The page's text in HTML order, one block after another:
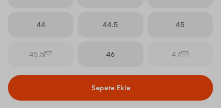
44 44.5 45
45.5 46 47
Sepete Ekle